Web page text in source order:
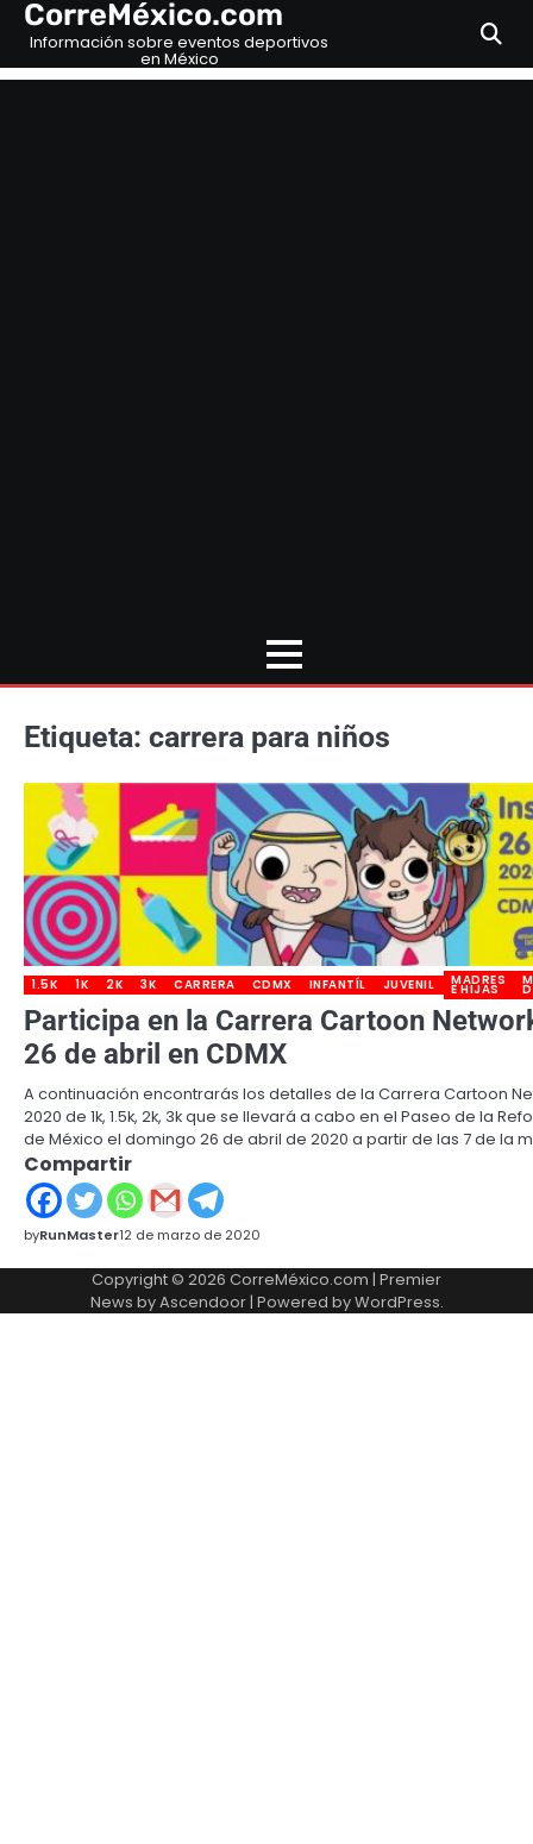
Skip
content
CorreMéxico.com
Información sobre eventos deportivos
en México
Etiqueta: carrera para niños
1.5K 1K 2K 3K CARRERA CDMX INFANTÍL JUVENIL MADRES
E HIJAS
Participa en la Carrera Cartoon
26 de abril en CDMX
A continuación encontrarás los detalles de la Carrera Cartoon
2020 de 1k, 1.5k, 2k, 3k que se llevará a cabo en el Paseo de la
de México el domingo 26 de abril de 2020 a partir de las 7 de la
Compartir
byRunMaster12 de marzo de 2020
Copyright © 2026 CorreMéxico.com | Premier
News byAscendoor| Powered byWordPress.